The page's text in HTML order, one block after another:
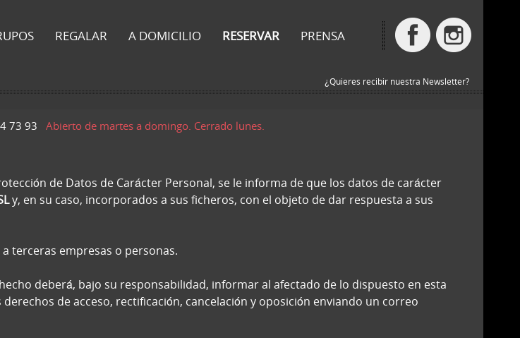
REGALAR A DOMICILIO RESERVAR PRENSA
¿Quieres recibir nuestra Newsletter?
73 93 Abierto de martes a domingo. Cerrado lunes.
de Datos de Carácter Personal, se le informa de que los datos de carácter
y, en su caso, incorporados a sus ficheros, con el objeto de dar respuesta a sus
terceras empresas o personas.
deberá, bajo su responsabilidad, informar al afectado de lo dispuesto en esta
de acceso, rectificación, cancelación y oposición enviando un correo